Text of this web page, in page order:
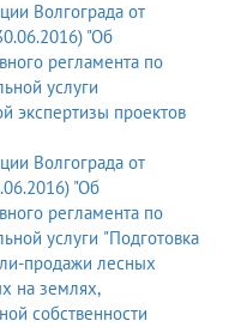
Волгограда от
"Об
регламента по
услуги
экспертизы проектов
Волгограда от
"Об
регламента по
услуги "Подготовка
продажи лесных
на землях,
собственности